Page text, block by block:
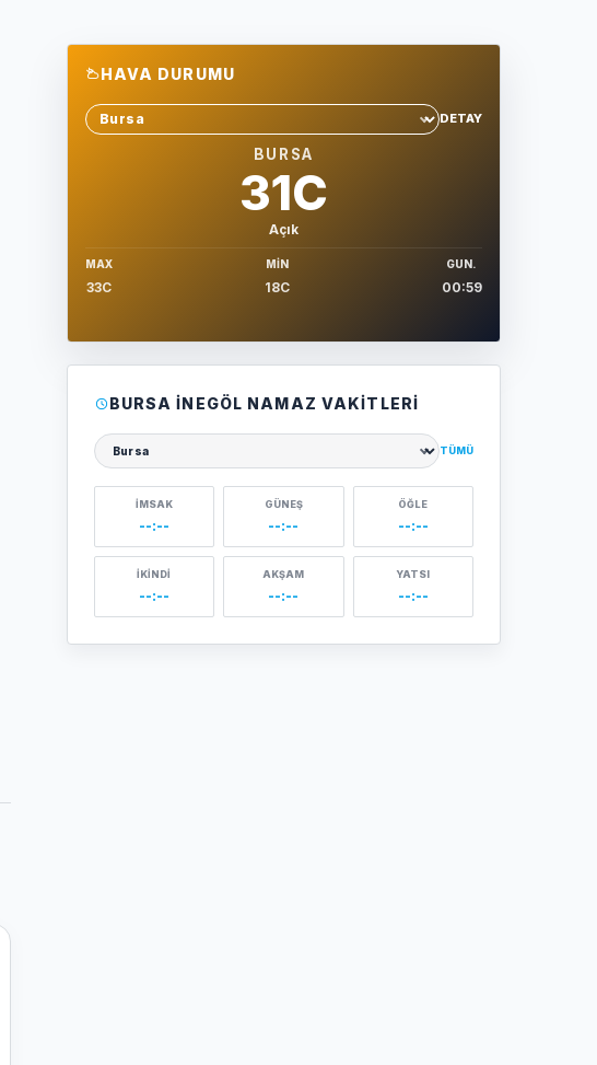
HAVA DURUMU
Sehir sec
DETAY
BURSA
31C
Açık
MAX
33C
MIN
18C
GUN.
00:59
BURSA İNEGÖL NAMAZ VAKITLERI
Şehir seçin
TÜMÜ
İMSAK
--:--
GÜNEŞ
--:--
ÖĞLE
--:--
İKINDI
--:--
AKŞAM
--:--
YATSI
--:--